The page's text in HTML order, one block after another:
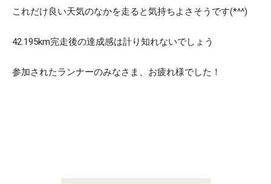
これだけ良い天気のなかを走ると気持ちよさそうです(*^^)
42.195km完走後の達成感は計り知れないでしょう
参加されたランナーのみなさま、お疲れ様でした！